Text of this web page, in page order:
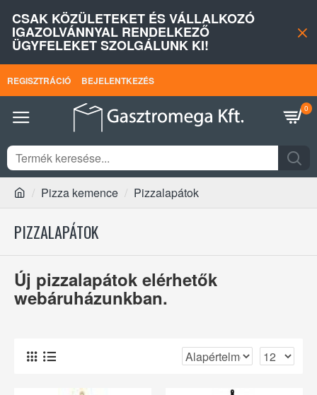
CSAK KÖZÜLETEKET ÉS VÁLLALKOZÓ
IGAZOLVÁNNYAL RENDELKEZŐ
ÜGYFELEKET SZOLGÁLUNK KI!
REGISZTRÁCIÓ BEJELENTKEZÉS
0
Pizza kemence Pizzalapátok
PIZZALAPÁTOK
Új pizzalapátok elérhetők
webáruházunkban.